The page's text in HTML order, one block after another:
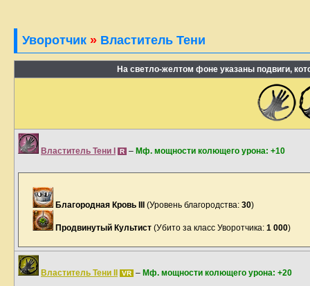
Уворотчик » Властитель Тени
На светло-желтом фоне указаны подвиги,
Властитель Тени I R – Мф. мощности колющего урона: +10
Благородная Кровь III (Уровень благородства: 30)
Продвинутый Культист (Убито за класс Уворотчика: 1 000)
Властитель Тени II VR – Мф. мощности колющего урона: +20